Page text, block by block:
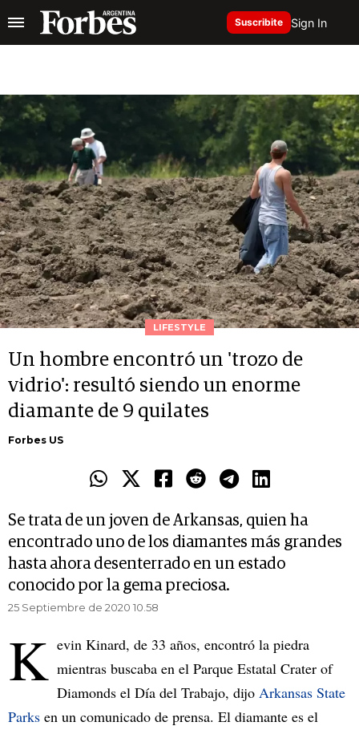
Suscribite Sign In
LIFESTYLE
Un hombre encontró un 'trozo de
vidrio': resultó siendo un enorme
diamante de 9 quilates
Forbes US
Se trata de un joven de Arkansas, quien ha
encontrado uno de los diamantes más grandes
hasta ahora desenterrado en un estado
conocido por la gema preciosa.
25 Septiembre de 2020 10.58
K evin Kinard, de 33 años, encontró la piedra
mientras buscaba en el Parque Estatal Crater of
Diamonds el Día del Trabajo, dijo Arkansas State
Parks en un comunicado de prensa. El diamante es el